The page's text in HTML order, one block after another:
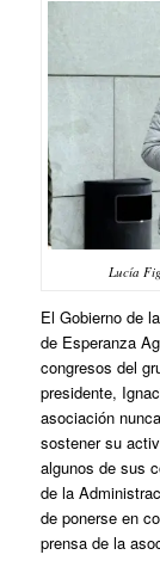
Lucía
El Gobierno de
de Esperanza
congresos del
presidente,
asociación
sostener su
algunos de sus
de la
de ponerse en
prensa de la